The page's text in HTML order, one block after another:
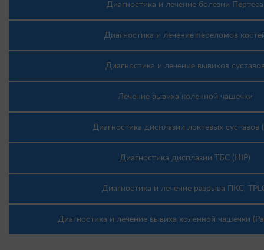
Диагностика и лечение болезни Пертеса
Диагностика и лечение переломов
Диагностика и лечение вывихов
Лечение вывиха коленной чашечки
Диагностика дисплазии локтевых суставов
Диагностика дисплазии ТБС (HIP)
Диагностика и лечение разрыва ПКС,
Диагностика и лечение вывиха коленной чашечки